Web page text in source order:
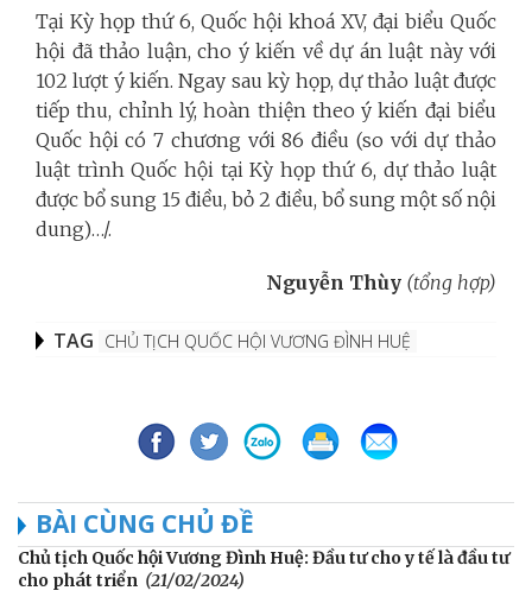
Tại Kỳ họp thứ 6, Quốc hội khoá XV, đại biểu Quốc
hội đã thảo luận, cho ý kiến về dự án luật này với
102 lượt ý kiến. Ngay sau kỳ họp, dự thảo luật được
tiếp thu, chỉnh lý, hoàn thiện theo ý kiến đại biểu
Quốc hội có 7 chương với 86 điều (so với dự thảo
luật trình Quốc hội tại Kỳ họp thứ 6, dự thảo luật
được bổ sung 15 điều, bỏ 2 điều, bổ sung một số nội
dung)…/.
Nguyễn Thùy (tổng hợp)
TAG CHỦ TỊCH QUỐC HỘI VƯƠNG ĐÌNH HUỆ
BÀI CÙNG CHỦ ĐỀ
Chủ tịch Quốc hội Vương Đình Huệ: Đầu tư cho y tế là đầu tư
cho phát triển (21/02/2024)